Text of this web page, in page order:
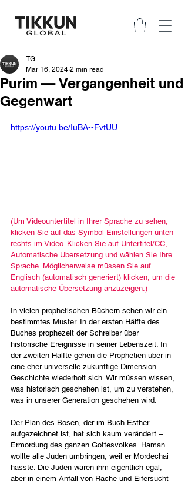
Purim — Vergangenheit und
Gegenwart
TG
Mar 16, 2024 2 min read
https://youtu.be/IuBA--FvtUU
(Um Videountertitel in Ihrer Sprache zu sehen,
klicken Sie auf das Symbol Einstellungen unten
rechts im Video. Klicken Sie auf Untertitel/CC,
Automatische Übersetzung und wählen Sie Ihre
Sprache. Möglicherweise müssen Sie auf
Englisch (automatisch generiert) klicken, um die
automatische Übersetzung anzuzeigen.)
In vielen prophetischen Büchern sehen wir ein
bestimmtes Muster. In der ersten Hälfte des
Buches prophezeit der Schreiber über
historische Ereignisse in seiner Lebenszeit. In
der zweiten Hälfte gehen die Prophetien über in
eine eher universelle zukünftige Dimension.
Geschichte wiederholt sich. Wir müssen wissen,
was historisch geschehen ist, um zu verstehen,
was in unserer Generation geschehen wird.
Der Plan des Bösen, der im Buch Esther
aufgezeichnet ist, hat sich kaum verändert –
Ermordung des ganzen Gottesvolkes. Haman
wollte alle Juden umbringen, weil er Mordechai
hasste. Die Juden waren ihm eigentlich egal,
aber in einem Anfall von Rache und Eifersucht